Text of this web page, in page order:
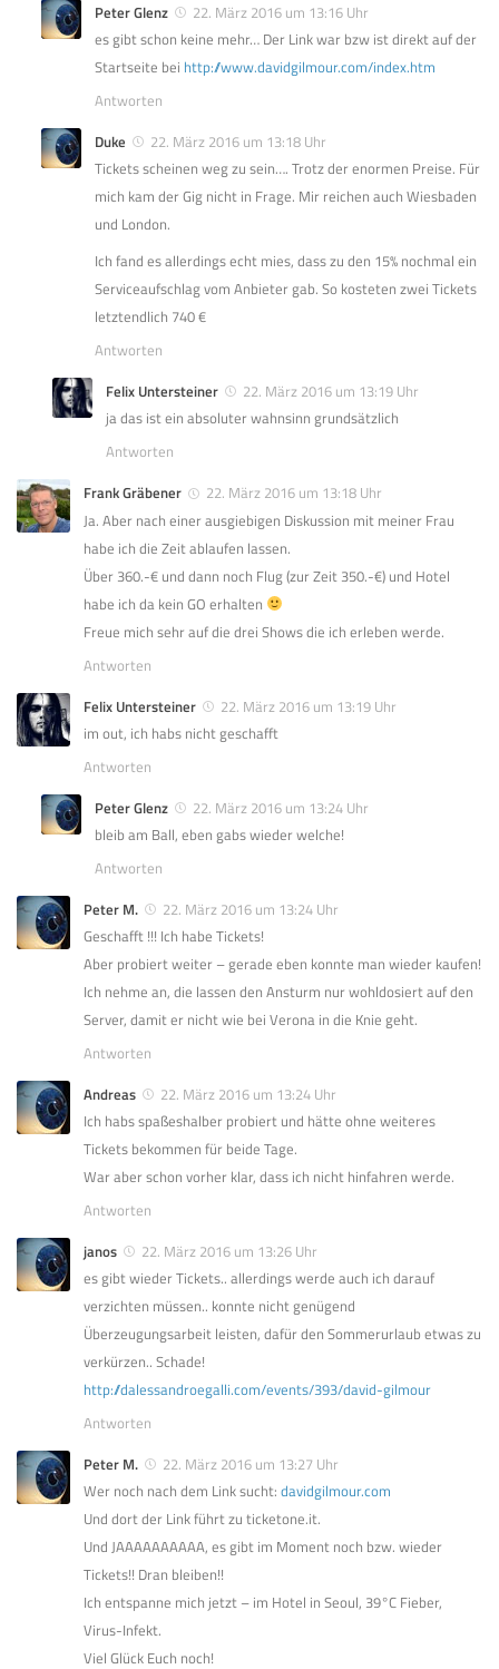
Peter Glenz
22. März 2016 um 13:16 Uhr
es gibt schon keine mehr… Der Link war bzw ist direkt auf der
Startseite bei http://www.davidgilmour.com/index.htm
Antworten
Duke
22. März 2016 um 13:18 Uhr
Tickets scheinen weg zu sein…. Trotz der enormen Preise. Für
mich kam der Gig nicht in Frage. Mir reichen auch Wiesbaden
und London.
Ich fand es allerdings echt mies, dass zu den 15% nochmal ein
Serviceaufschlag vom Anbieter gab. So kosteten zwei Tickets
letztendlich 740 €
Antworten
Felix Untersteiner
22. März 2016 um 13:19 Uhr
ja das ist ein absoluter wahnsinn grundsätzlich
Antworten
Frank Gräbener
22. März 2016 um 13:18 Uhr
Ja. Aber nach einer ausgiebigen Diskussion mit meiner Frau
habe ich die Zeit ablaufen lassen.
Über 360.-€ und dann noch Flug (zur Zeit 350.-€) und Hotel
habe ich da kein GO erhalten
Freue mich sehr auf die drei Shows die ich erleben werde.
Antworten
Felix Untersteiner
22. März 2016 um 13:19 Uhr
im out, ich habs nicht geschafft
Antworten
Peter Glenz
22. März 2016 um 13:24 Uhr
bleib am Ball, eben gabs wieder welche!
Antworten
Peter M.
22. März 2016 um 13:24 Uhr
Geschafft !!! Ich habe Tickets!
Aber probiert weiter – gerade eben konnte man wieder kaufen!
Ich nehme an, die lassen den Ansturm nur wohldosiert auf den
Server, damit er nicht wie bei Verona in die Knie geht.
Antworten
Andreas
22. März 2016 um 13:24 Uhr
Ich habs spaßeshalber probiert und hätte ohne weiteres
Tickets bekommen für beide Tage.
War aber schon vorher klar, dass ich nicht hinfahren werde.
Antworten
janos
22. März 2016 um 13:26 Uhr
es gibt wieder Tickets.. allerdings werde auch ich darauf
verzichten müssen.. konnte nicht genügend
Überzeugungsarbeit leisten, dafür den Sommerurlaub etwas zu
verkürzen.. Schade!
http://dalessandroegalli.com/events/393/david-gilmour
Antworten
Peter M.
22. März 2016 um 13:27 Uhr
Wer noch nach dem Link sucht: davidgilmour.com
Und dort der Link führt zu ticketone.it.
Und JAAAAAAAAAA, es gibt im Moment noch bzw. wieder
Tickets!! Dran bleiben!!
Ich entspanne mich jetzt – im Hotel in Seoul, 39°C Fieber,
Virus-Infekt.
Viel Glück Euch noch!